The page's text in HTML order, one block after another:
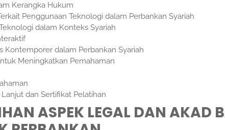
Kerangka Hukum
Penggunaan Teknologi dalam Perbankan Syariah
dalam Konteks Syariah
Kontemporer dalam Perbankan Syariah
Meningkatkan Pemahaman
dan Sertifikat Pelatihan
ASPEK LEGAL DAN AKAD